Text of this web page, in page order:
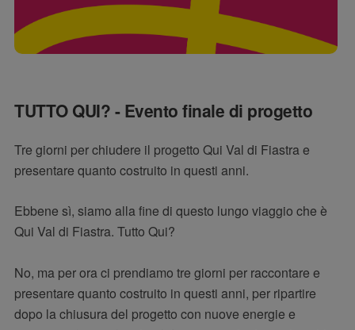
TUTTO QUI? - Evento finale di progetto
Tre giorni per chiudere il progetto Qui Val di Fiastra e
presentare quanto costruito in questi anni.
Ebbene sì, siamo alla fine di questo lungo viaggio che è
Qui Val di Fiastra. Tutto Qui?
No, ma per ora ci prendiamo tre giorni per raccontare e
presentare quanto costruito in questi anni, per ripartire
dopo la chiusura del progetto con nuove energie e